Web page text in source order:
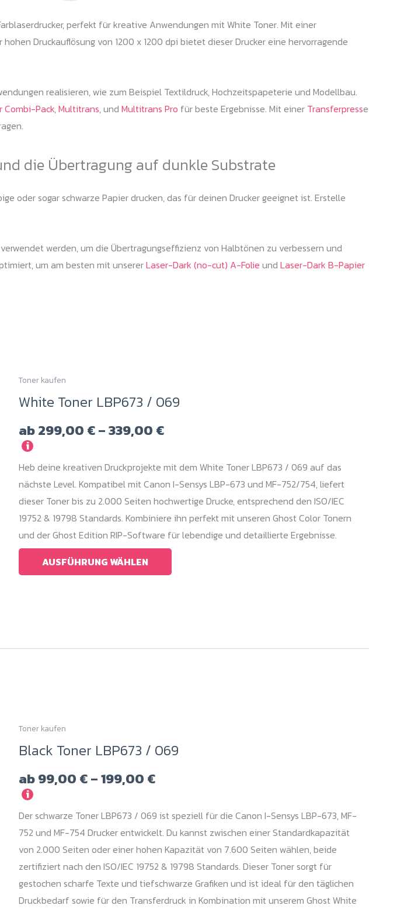
perfekt für kreative Anwendungen mit White Toner. Mit einer
Druckauflösung von 1200 x 1200 dpi bietet dieser Drucker eine hervorragende
realisieren, wie zum Beispiel Textildruck, Hochzeitspapeterie und Modellbau.
Combi-Pack,Multitrans, und Multitrans Pro für beste Ergebnisse. Mit einer Transferpresse
die Übertragung auf dunkle Substrate
oder sogar schwarze Papier drucken, das für deinen Drucker geeignet ist. Erstelle
werden, um die Übertragungseffizienz von Halbtönen zu verbessern und
um am besten mit unsererLaser-Dark (no-cut) A-Folie und Laser-Dark B-Papier
Toner kaufen
White Toner LBP673 / 069
ab299,00 €–339,00 €Preisspanne:
bis
339,00 €
i
Heb deine kreativen Druckprojekte mit dem White Toner LBP673 / 069 auf das
nächste Level. Kompatibel mit Canon I-Sensys LBP-673 und MF-752/754, liefert
dieser Toner bis zu 2.000 Seiten hochwertige Drucke, entsprechend den ISO/IEC
19752 & 19798 Standards. Kombiniere ihn perfekt mit unseren Ghost Color Tonern
und der Ghost Edition RIP-Software für lebendige und detaillierte Ergebnisse.
AUSFÜHRUNG WÄHLEN
Dieses
Produkt
mehrere
Varianten
auf.
Die
Optionen
können
auf
der
Produktseite
Toner kaufen
Black Toner LBP673 / 069
ab99,00 €–199,00 €Preisspanne:
bis
199,00 €
i
Der schwarze Toner LBP673 / 069 ist speziell für die Canon I-Sensys LBP-673, MF-
752 und MF-754 Drucker entwickelt. Du kannst zwischen einer Standardkapazität
von 2.000 Seiten oder einer hohen Kapazität von 7.600 Seiten wählen, beide
zertifiziert nach den ISO/IEC 19752 & 19798 Standards. Dieser Toner sorgt für
gestochen scharfe Texte und tiefschwarze Grafiken und ist ideal für den täglichen
Druckbedarf sowie für den Transferdruck in Kombination mit unserem Ghost White
Dieses
Produkt
mehrere
Varianten
auf.
Die
Optionen
können
auf
der